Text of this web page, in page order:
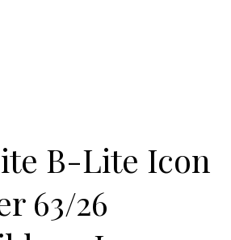
B-Lite Icon
63/26